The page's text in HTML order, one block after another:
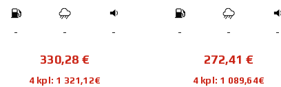
- - -
330,28 €
4 kpl: 1 321,12€
- - -
272,41 €
4 kpl: 1 089,64€